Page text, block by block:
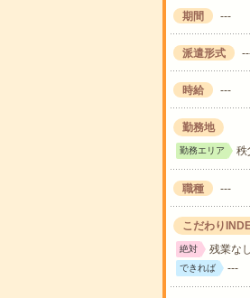
期間 ---
派遣形式
時給 ---
勤務地
勤務エリア 秩
職種 ---
こだわり
絶対 残業なし
できれば ---